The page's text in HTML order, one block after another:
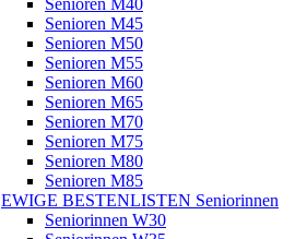
Senioren M40
Senioren M45
Senioren M50
Senioren M55
Senioren M60
Senioren M65
Senioren M70
Senioren M75
Senioren M80
Senioren M85
EWIGE BESTENLISTEN Seniorinnen
Seniorinnen W30